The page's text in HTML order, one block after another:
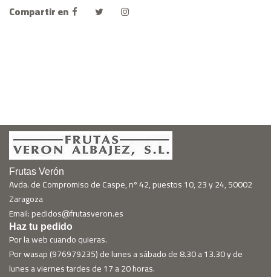
Compartir en
Frutas Verón
Avda. de Compromiso de Caspe, nº 42, puestos 10, 23 y 24, 50002
Zaragoza
Email: pedidos@frutasveron.es
Haz tu pedido
Por la web cuando quieras.
Por wasap (976979235) de lunes a sábado de 8.30 a 13.30 y de
lunes a viernes tardes de 17 a 20 horas.